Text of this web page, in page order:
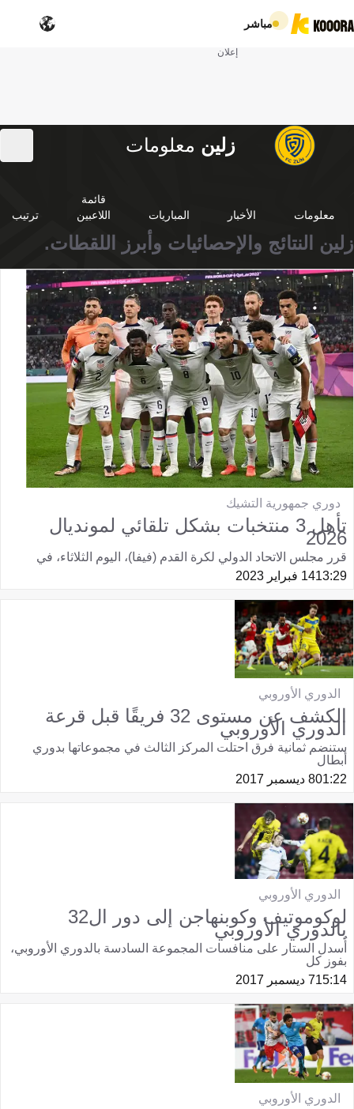
مباشر
إعلان
زلين معلومات
معلومات الأخبار المباريات
قائمة
اللاعبين
ترتيب
زلين النتائج والإحصائيات وأبرز اللقطات.
دوري جمهورية التشيك
تأهل 3 منتخبات بشكل تلقائي لمونديال
2026
قرر مجلس الاتحاد الدولي لكرة القدم (فيفا)، اليوم الثلاثاء، في
13:2914 فبراير 2023
الدوري الأوروبي
الكشف عن مستوى 32 فريقًا قبل قرعة
الدوري الأوروبي
ستنضم ثمانية فرق احتلت المركز الثالث في مجموعاتها بدوري
أبطال
01:228 ديسمبر 2017
الدوري الأوروبي
لوكوموتيف وكوبنهاجن إلى دور ال32
بالدوري الأوروبي
أُسدل الستار على منافسات المجموعة السادسة بالدوري الأوروبي،
بفوز كل
15:147 ديسمبر 2017
الدوري الأوروبي